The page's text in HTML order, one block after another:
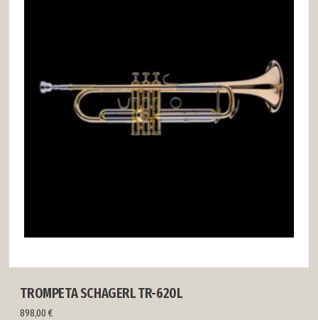
TROMPETA SCHAGERL TR-620L
898,00 €